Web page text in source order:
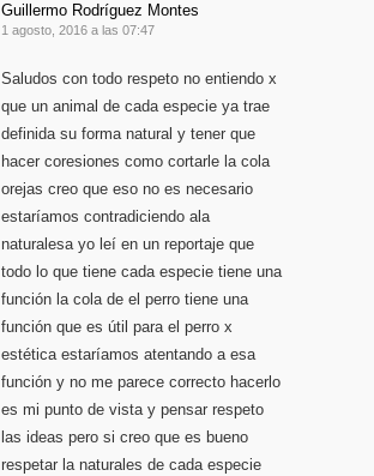
Guillermo Rodríguez Montes
1 agosto, 2016 a las 07:47
Saludos con todo respeto no entiendo x
que un animal de cada especie ya trae
definida su forma natural y tener que
hacer coresiones como cortarle la cola
orejas creo que eso no es necesario
estaríamos contradiciendo ala
naturalesa yo leí en un reportaje que
todo lo que tiene cada especie tiene una
función la cola de el perro tiene una
función que es útil para el perro x
estética estaríamos atentando a esa
función y no me parece correcto hacerlo
es mi punto de vista y pensar respeto
las ideas pero si creo que es bueno
respetar la naturales de cada especie